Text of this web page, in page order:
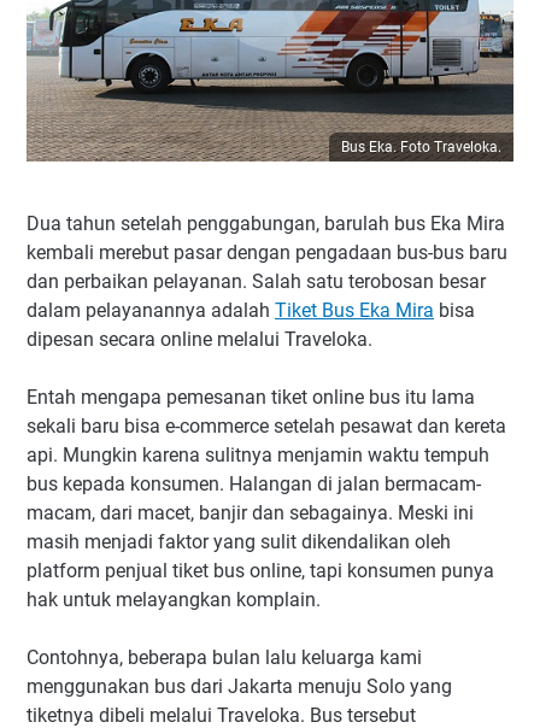
Bus Eka. Foto Traveloka.
Dua tahun setelah penggabungan, barulah bus Eka Mira
kembali merebut pasar dengan pengadaan bus-bus baru
dan perbaikan pelayanan. Salah satu terobosan besar
dalam pelayanannya adalah Tiket Bus Eka Mira bisa
dipesan secara online melalui Traveloka.
Entah mengapa pemesanan tiket online bus itu lama
sekali baru bisa e-commerce setelah pesawat dan kereta
api. Mungkin karena sulitnya menjamin waktu tempuh
bus kepada konsumen. Halangan di jalan bermacam-
macam, dari macet, banjir dan sebagainya. Meski ini
masih menjadi faktor yang sulit dikendalikan oleh
platform penjual tiket bus online, tapi konsumen punya
hak untuk melayangkan komplain.
Contohnya, beberapa bulan lalu keluarga kami
menggunakan bus dari Jakarta menuju Solo yang
tiketnya dibeli melalui Traveloka. Bus tersebut